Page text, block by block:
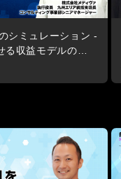
シミュレーション -
収益モデルの最適